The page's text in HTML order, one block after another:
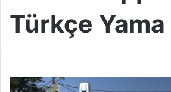
Türkçe Yama